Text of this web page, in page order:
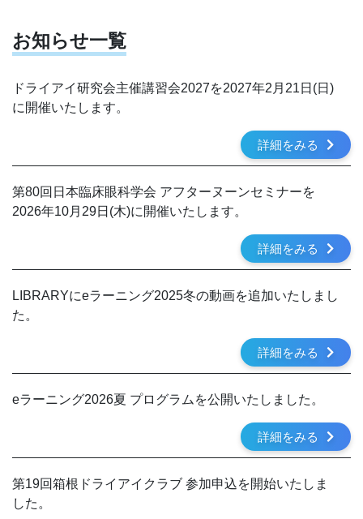
お知らせ一覧
ドライアイ研究会主催講習会2027を2027年2月21日(日)
に開催いたします。
詳細をみる
第80回日本臨床眼科学会 アフターヌーンセミナーを
2026年10月29日(木)に開催いたします。
詳細をみる
LIBRARYにeラーニング2025冬の動画を追加いたしまし
た。
詳細をみる
eラーニング2026夏 プログラムを公開いたしました。
詳細をみる
第19回箱根ドライアイクラブ 参加申込を開始いたしま
した。